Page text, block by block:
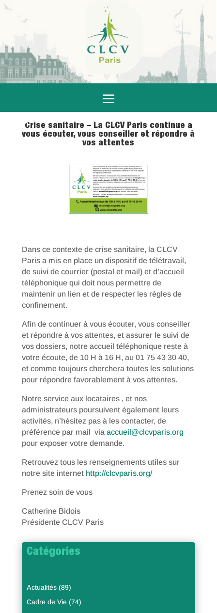
Crise sanitaire – La CLCV Paris continue à
vous écouter, vous conseiller et répondre à
vos attentes
Dans ce contexte de crise sanitaire, la CLCV
Paris a mis en place un dispositif de télétravail,
de suivi de courrier (postal et mail) et d’accueil
téléphonique qui doit nous permettre de
maintenir un lien et de respecter les règles de
confinement.
Afin de continuer à vous écouter, vous conseiller
et répondre à vos attentes, et assurer le suivi de
vos dossiers, notre accueil téléphonique reste à
votre écoute, de 10 H à 16 H, au 01 75 43 30 40,
et comme toujours cherchera toutes les solutions
pour répondre favorablement à vos attentes.
Notre service aux locataires , et nos
administrateurs poursuivent également leurs
activités, n’hésitez pas à les contacter, de
préférence par mail via accueil@clcvparis.org
pour exposer votre demande.
Retrouvez tous les renseignements utiles sur
notre site internet http://clcvparis.org/
Prenez soin de vous
Catherine Bidois
Présidente CLCV Paris
Catégories
Actualités(89)
Cadre de Vie(74)